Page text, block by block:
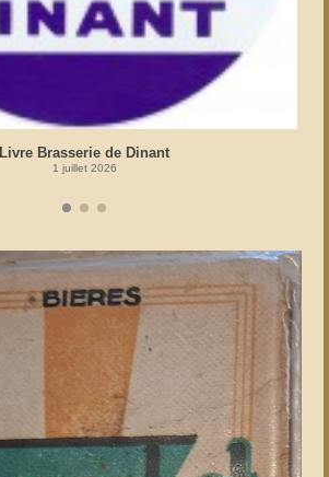
Livre Brasserie de Dinant
1 juillet 2026